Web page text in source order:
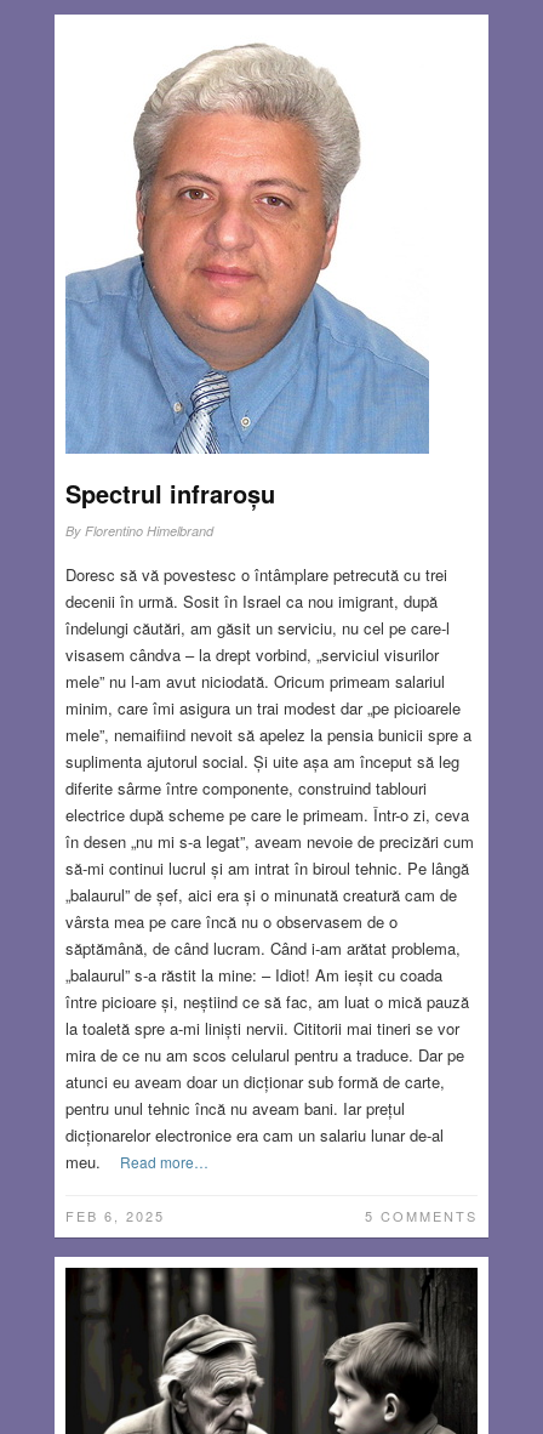
Spectrul infraroșu
By Florentino Himelbrand
Doresc să vă povestesc o întâmplare petrecută cu trei
decenii în urmă. Sosit în Israel ca nou imigrant, după
îndelungi căutări, am găsit un serviciu, nu cel pe care-l
visasem cândva – la drept vorbind, „serviciul visurilor
mele” nu l-am avut niciodată. Oricum primeam salariul
minim, care îmi asigura un trai modest dar „pe picioarele
mele”, nemaifiind nevoit să apelez la pensia bunicii spre a
suplimenta ajutorul social. Și uite așa am început să leg
diferite sârme între componente, construind tablouri
electrice după scheme pe care le primeam. Într-o zi, ceva
în desen „nu mi s-a legat”, aveam nevoie de precizări cum
să-mi continui lucrul și am intrat în biroul tehnic. Pe lângă
„balaurul” de șef, aici era și o minunată creatură cam de
vârsta mea pe care încă nu o observasem de o
săptămână, de când lucram. Când i-am arătat problema,
„balaurul” s-a răstit la mine: – Idiot! Am ieșit cu coada
între picioare și, neștiind ce să fac, am luat o mică pauză
la toaletă spre a-mi liniști nervii. Cititorii mai tineri se vor
mira de ce nu am scos celularul pentru a traduce. Dar pe
atunci eu aveam doar un dicționar sub formă de carte,
pentru unul tehnic încă nu aveam bani. Iar prețul
dicționarelor electronice era cam un salariu lunar de-al
meu.
Read more…
FEB 6, 2025 5 COMMENTS